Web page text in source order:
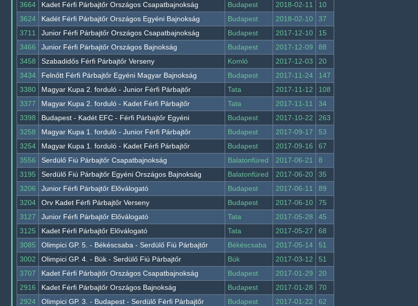
3664
Kadet Férfi Párbajtőr Országos Csapatbajnokság Budapest 2018-02-11
10
3624
Kadét Férfi Párbajtőr Országos Egyéni Bajnokság Budapest 2018-02-10
37
3711
Junior Férfi Párbajtőr Országos Csapatbajnokság Budapest 2017-12-10
15
3466
Junior Férfi Párbajtőr Országos Bajnokság Budapest 2017-12-09
88
3458
Szabadidős Férfi Párbajtőr Verseny Komló 2017-12-03
20
3434
Felnőtt Férfi Párbajtőr Egyéni Magyar Bajnokság Budapest 2017-11-24
147
3380
Magyar Kupa 2. forduló - Junior Férfi Párbajtőr Tata 2017-11-12
108
3377
Magyar Kupa 2. forduló - Kadet Férfi Párbajtőr Tata 2017-11-11
34
3398
Budapest - Kadét EFC - Férfi Párbajtőr Egyéni Budapest 2017-10-22
263
3258
Magyar Kupa 1. forduló - Junior Férfi Párbajtőr Budapest 2017-09-17
53
3254
Magyar Kupa 1. forduló - Kadet Férfi Párbajtőr Budapest 2017-09-16
67
3556
Serdülő Fiú Párbajtőr Csapatbajnokság Balatonfüred 2017-06-21
8
3195
Serdülő Fiú Párbajtőr Egyéni Országos Bajnokság Balatonfüred 2017-06-20
35
3206
Junior Férfi Párbajtőr Előválogató Budapest 2017-06-11
89
3204
Orv Kadet Férfi Párbajtőr Verseny Budapest 2017-06-10
75
3127
Junior Férfi Párbajtőr Előválogató Tata 2017-05-28
45
3125
Kadet Férfi Párbajtőr Előválogató Tata 2017-05-27
68
3085
Olimpici GP. 5. - Békéscsaba - Serdülő Fiú Párbajtőr Békéscsaba 2017-05-14
51
3002
Olimpici GP. 4. - Bük - Serdülő Fiú Párbajtőr Bük 2017-03-12
51
3707
Kadet Férfi Párbajtőr Országos Csapatbajnokság Budapest 2017-01-29
20
2916
Kadet Férfi Párbajtőr Országos Bajnokság Budapest 2017-01-28
70
2924
Olimpici GP. 3. - Budapest - Serdülő Férfi Párbajtőr Budapest 2017-01-22
62